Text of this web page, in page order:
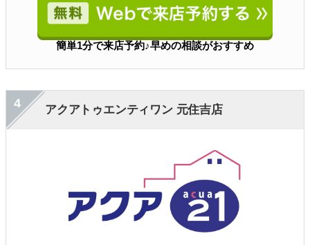
簡単1分で来店予約♪早めの相談がおすすめ
アクアトゥエンティワン 元住吉店
4